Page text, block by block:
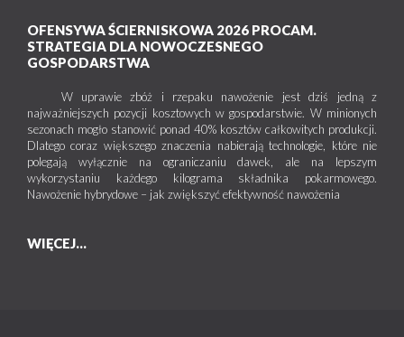
OFENSYWA ŚCIERNISKOWA 2026 PROCAM.
STRATEGIA DLA NOWOCZESNEGO
GOSPODARSTWA
W uprawie zbóż i rzepaku nawożenie jest dziś jedną z
najważniejszych pozycji kosztowych w gospodarstwie. W minionych
sezonach mogło stanowić ponad 40% kosztów całkowitych produkcji.
Dlatego coraz większego znaczenia nabierają technologie, które nie
polegają wyłącznie na ograniczaniu dawek, ale na lepszym
wykorzystaniu każdego kilograma składnika pokarmowego.
Nawożenie hybrydowe – jak zwiększyć efektywność nawożenia
WIĘCEJ...